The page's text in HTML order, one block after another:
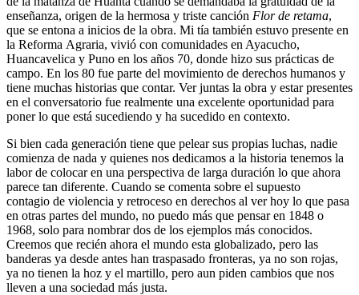
enseñanza, origen de la hermosa y triste canción Flor de retama,
que se entona a inicios de la obra. Mi tía también estuvo presente en
la Reforma Agraria, vivió con comunidades en Ayacucho,
Huancavelica y Puno en los años 70, donde hizo sus prácticas de
campo. En los 80 fue parte del movimiento de derechos humanos y
tiene muchas historias que contar. Ver juntas la obra y estar presentes
en el conversatorio fue realmente una excelente oportunidad para
poner lo que está sucediendo y ha sucedido en contexto.
Si bien cada generación tiene que pelear sus propias luchas, nadie
comienza de nada y quienes nos dedicamos a la historia tenemos la
labor de colocar en una perspectiva de larga duración lo que ahora
parece tan diferente. Cuando se comenta sobre el supuesto
contagio de violencia y retroceso en derechos al ver hoy lo que pasa
en otras partes del mundo, no puedo más que pensar en 1848 o
1968, solo para nombrar dos de los ejemplos más conocidos.
Creemos que recién ahora el mundo esta globalizado, pero las
banderas ya desde antes han traspasado fronteras, ya no son rojas,
ya no tienen la hoz y el martillo, pero aun piden cambios que nos
lleven a una sociedad más justa.